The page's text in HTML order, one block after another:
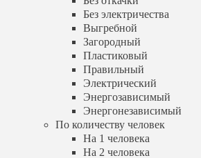
По количеству человек
На 1 человека
На 2 человека
На 3 человека
На 4 человека
На 5 человек
На 6 человек
На 7 человек
На 8 человек
На 9 человек
На 10 человек
На 12 человек
Без электричества
Выгребной
Загородный
Пластиковый
Правильный
Электрический
Энергозависимый
Энергонезависимый
По количеству человек
На 1 человека
На 2 человека